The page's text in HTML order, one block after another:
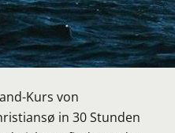
Kurs von
in 30 Stunden